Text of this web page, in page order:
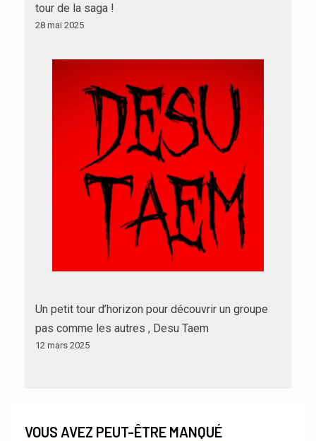
tour de la saga !
28 mai 2025
Un petit tour d’horizon pour découvrir un groupe
pas comme les autres , Desu Taem
12 mars 2025
VOUS AVEZ PEUT-ÊTRE MANQUÉ